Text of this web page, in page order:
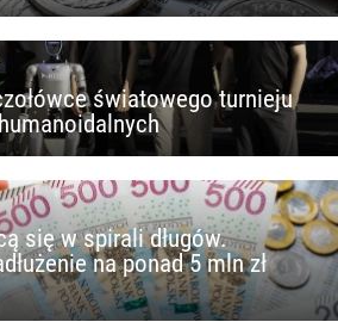
światowego turnieju
się w spirali długów.
na ponad 5 mln zł